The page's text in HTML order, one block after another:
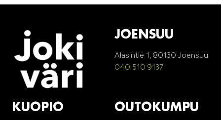
JOENSUU
Alasintie 1, 80130 Joensuu
040 510 9137
KUOPIO OUTOKUMPU